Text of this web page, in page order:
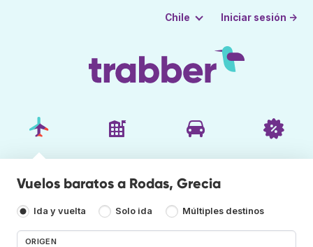
Chile Iniciar sesión →
Vuelos baratos a Rodas, Grecia
Ida y vuelta Solo ida Múltiples destinos
ORIGEN